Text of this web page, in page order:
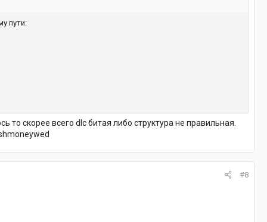
пути:
игрока они почему-то не скачиваются и не работают. При
то скорее всего dlc битая либо структура не правильная.
#8